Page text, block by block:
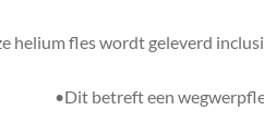
helium fles wordt geleverd
•Dit betreft een